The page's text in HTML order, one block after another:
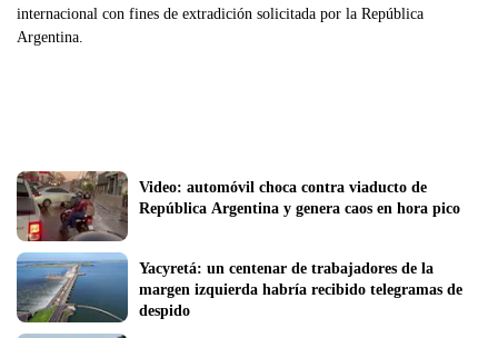
internacional con fines de extradición solicitada por la República
Argentina.
Video: automóvil choca contra viaducto de
República Argentina y genera caos en hora pico
Yacyretá: un centenar de trabajadores de la
margen izquierda habría recibido telegramas de
despido